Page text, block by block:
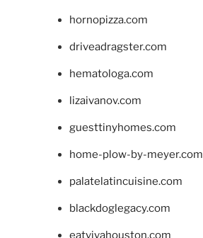
hornopizza.com
driveadragster.com
hematologa.com
lizaivanov.com
guesttinyhomes.com
home-plow-by-meyer.com
palatelatincuisine.com
blackdoglegacy.com
eatvivahouston.com